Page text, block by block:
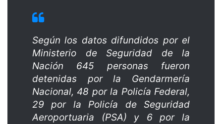
Según los datos difundidos por el
Ministerio de Seguridad de la
Nación 645 personas fueron
detenidas por la Gendarmería
Nacional, 48 por la Policía Federal,
29 por la Policía de Seguridad
Aeroportuaria (PSA) y 6 por la